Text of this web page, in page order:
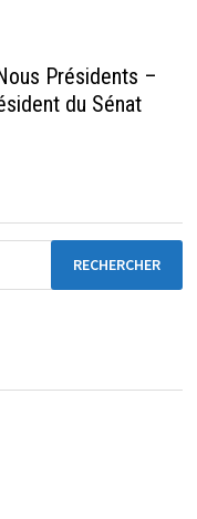
Présidents –
du Sénat